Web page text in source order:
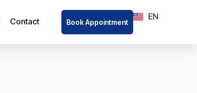
Contact Book Appointment
EN
BN